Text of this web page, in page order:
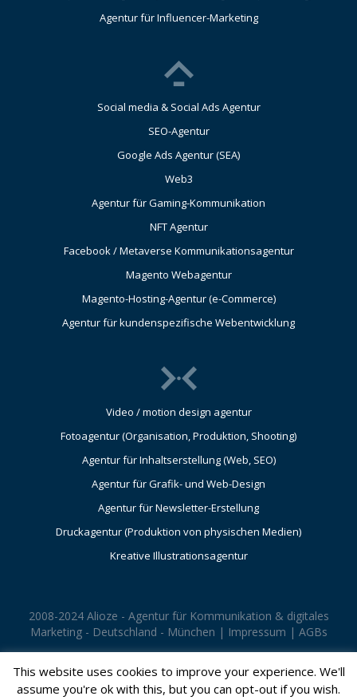
Agentur für Influencer-Marketing
Social media & Social Ads Agentur
SEO-Agentur
Google Ads Agentur (SEA)
Web3
Agentur für Gaming-Kommunikation
NFT Agentur
Facebook / Metaverse Kommunikationsagentur
Magento Webagentur
Magento-Hosting-Agentur (e-Commerce)
Agentur für kundenspezifische Webentwicklung
Video / motion design agentur
Fotoagentur (Organisation, Produktion, Shooting)
Agentur für Inhaltserstellung (Web, SEO)
Agentur für Grafik- und Web-Design
Agentur für Newsletter-Erstellung
Druckagentur (Produktion von physischen Medien)
Kreative Illustrationsagentur
2008-2024 Alioze - Agentur für Kommunikation & digitales
Marketing - Deutschland - München | Impressum | AGBs
This website uses cookies to improve your experience. We'll
assume you're ok with this, but you can opt-out if you wish.